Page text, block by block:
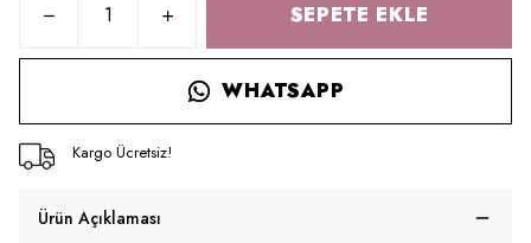
SEPETE EKLE
WHATSAPP
Kargo Ücretsiz!
Ürün Açıklaması